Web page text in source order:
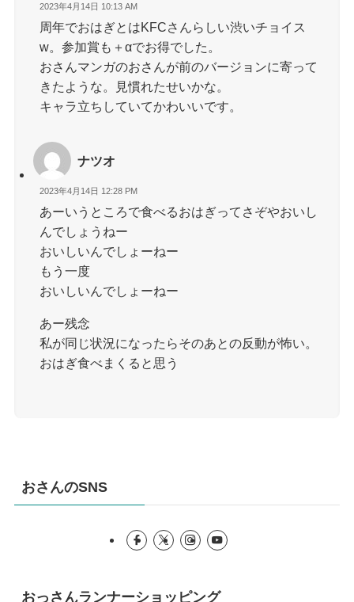
2023年4月14日 10:13 AM
周年でおはぎとはKFCさんらしい渋いチョイス
w。参加賞も＋αでお得でした。
おさんマンガのおさんが前のバージョンに寄って
きたような。見慣れたせいかな。
キャラ立ちしていてかわいいです。
ナツオ
2023年4月14日 12:28 PM
あーいうところで食べるおはぎってさぞやおいし
んでしょうねー
おいしいんでしょーねー
もう一度
おいしいんでしょーねー
あー残念
私が同じ状況になったらそのあとの反動が怖い。
おはぎ食べまくると思う
おさんのSNS
おっさんランナーショッピング